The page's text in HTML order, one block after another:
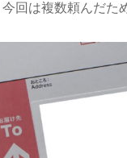
回は複数頼んだた